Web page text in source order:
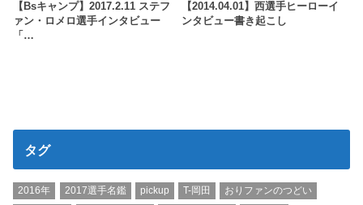
【Bsキャンプ】2017.2.11 ステフ
ァン・ロメロ選手インタビュー
「…
【2014.04.01】西選手ヒーローイ
ンタビュー書き起こし
タグ
2016年 2017選手名鑑 pickup T-岡田
おりファンのつどい